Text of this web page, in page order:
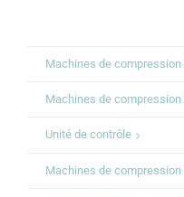
Machines de compression
Machines de compression
Unité de contrôle
Machines de